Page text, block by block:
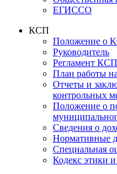
ЕГИССО
КСП
Положение о
Руководитель
Регламент КСП
План работы
Отчеты и
контрольных
Положение о
Сведения о
Нормативные
Специальная
Кодекс этики